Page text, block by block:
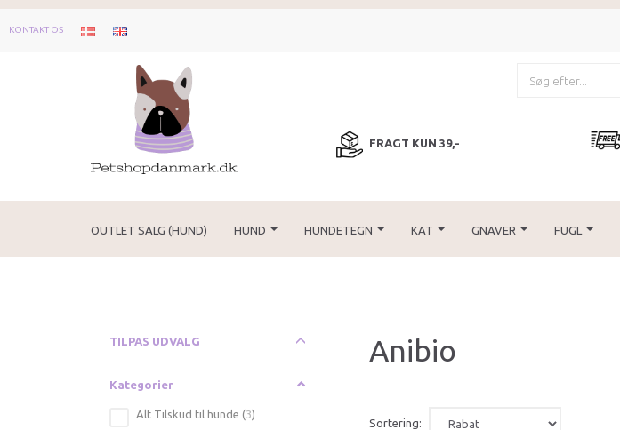
KONTAKT OS
FRAGT KUN 39,-
OUTLET SALG (HUND) HUND HUNDETEGN KAT GNAVER FUGL
TILPAS UDVALG
Kategorier
Alt Tilskud til hunde (3)
Anibio
Sortering: